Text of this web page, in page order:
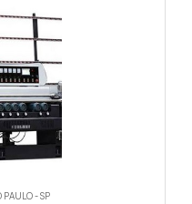
PAULO - SP